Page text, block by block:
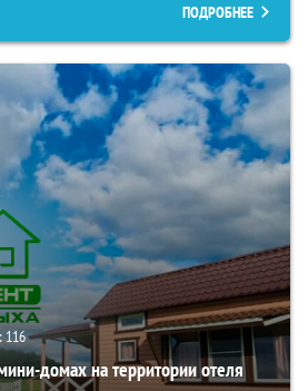
ПОДРОБНЕЕ
116
домах на территории отеля